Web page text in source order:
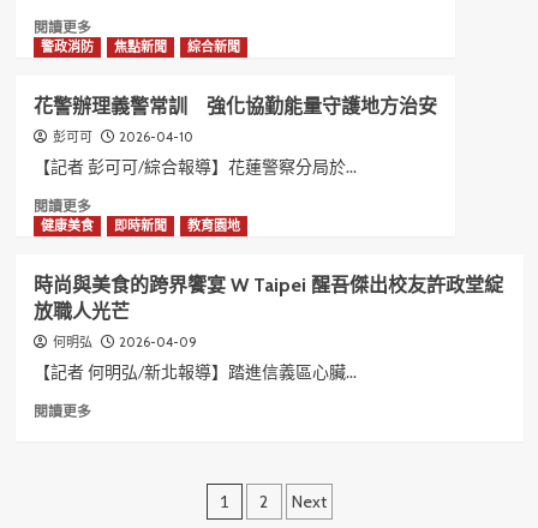
化
融
亮
點
體
驗
年
民
俗
文
揭
開
流
序
幕
PaGamO
推
「性
平
好
學
Online」
互
學
習
闖
關
拿
禮
閱讀更多Read
more
南
警
鐵
腕
蕩
幫
組
合
份
子
恐
索
警政消防 焦點新聞 綜合新聞
花警辦理義警常訓 強化協勤能量守護地方治安
彭可可 2026-04-10
【記者 彭可可/綜合報導】花蓮警察分局於...
閱讀更多Read
more
花
警
辦
理
義
警
常
健康美食 即時新聞 教育園地
時尚與美食的跨界饗宴 W Taipei 醒吾傑出校友許政堂綻
放職人光芒
何明弘 2026-04-09
【記者 何明弘/新北報導】踏進信義區心臟...
閱讀更多Read
文
1 2 Next